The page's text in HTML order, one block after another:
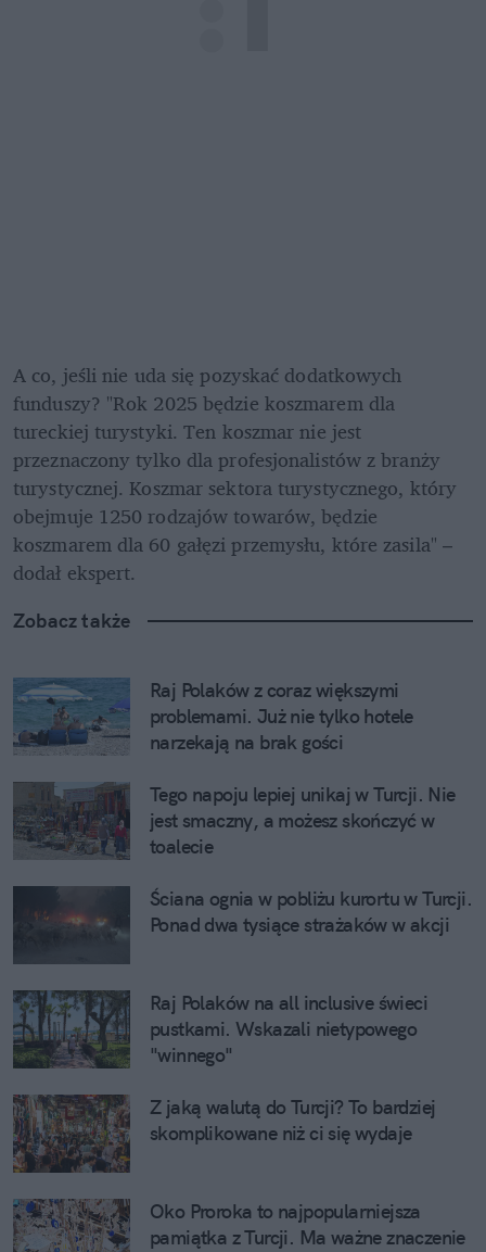
A co, jeśli nie uda się pozyskać dodatkowych
funduszy? "Rok 2025 będzie koszmarem dla
tureckiej turystyki. Ten koszmar nie jest
przeznaczony tylko dla profesjonalistów z branży
turystycznej. Koszmar sektora turystycznego, który
obejmuje 1250 rodzajów towarów, będzie
koszmarem dla 60 gałęzi przemysłu, które zasila" –
dodał ekspert.
Zobacz także
Raj Polaków z coraz większymi
problemami. Już nie tylko hotele
narzekają na brak gości
Tego napoju lepiej unikaj w Turcji. Nie
jest smaczny, a możesz skończyć w
toalecie
Ściana ognia w pobliżu kurortu w Turcji.
Ponad dwa tysiące strażaków w akcji
Raj Polaków na all inclusive świeci
pustkami. Wskazali nietypowego
"winnego"
Z jaką walutą do Turcji? To bardziej
skomplikowane niż ci się wydaje
Oko Proroka to najpopularniejsza
pamiątka z Turcji. Ma ważne znaczenie